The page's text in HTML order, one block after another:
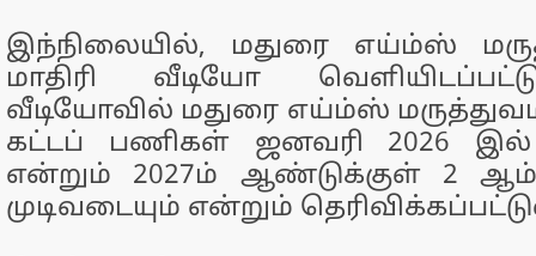
இந்நிலையில், மதுரை எய்ம்ஸ்
மாதிரி வீடியோ
வீடியோவில் மதுரை எய்ம்ஸ்
கட்டப் பணிகள் ஜனவரி 2026 இல்
என்றும் 2027ம் ஆண்டுக்குள் 2
முடிவடையும் என்றும்